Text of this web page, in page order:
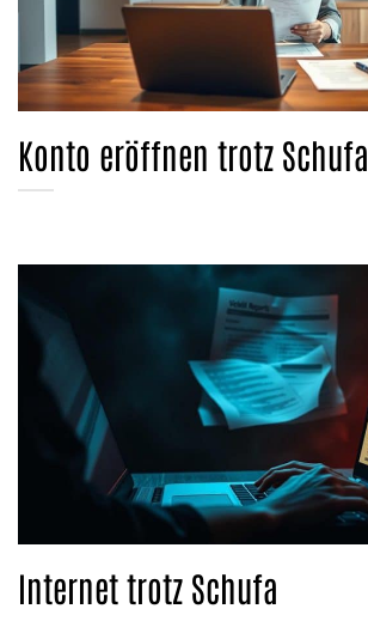
Konto eröffnen trotz Schufa
Internet trotz Schufa